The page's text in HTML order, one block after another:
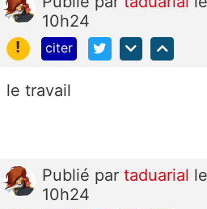
10h24
!
citer
le travail
Publié par taduarial
10h24